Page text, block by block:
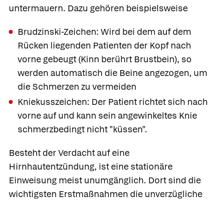
untermauern. Dazu gehören beispielsweise
Brudzinski-Zeichen: Wird bei dem auf dem
Rücken liegenden Patienten der Kopf nach
vorne gebeugt (Kinn berührt Brustbein), so
werden automatisch die Beine angezogen, um
die Schmerzen zu vermeiden
Kniekusszeichen: Der Patient richtet sich nach
vorne auf und kann sein angewinkeltes Knie
schmerzbedingt nicht "küssen".
Besteht der Verdacht auf eine
Hirnhautentzündung, ist eine stationäre
Einweisung meist unumgänglich. Dort sind die
wichtigsten Erstmaßnahmen die unverzügliche